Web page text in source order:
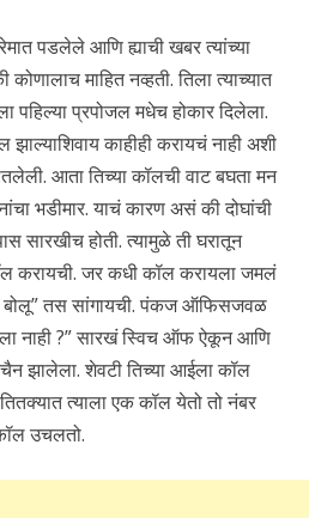
पडलेले आणि ह्याची खबर त्यांच्या
माहित नव्हती. तिला त्याच्यात
पहिल्या प्रपोजल मधेच होकार दिलेला.
काहीही करायचं नाही अशी
आता तिच्या कॉलची वाट बघता मन
भडीमार. याचं कारण असं की दोघांची
सारखीच होती. त्यामुळे ती घरातून
करायची. जर कधी कॉल करायला जमलं
तस सांगायची. पंकज ऑफिसजवळ
नाही ?” सारखं स्विच ऑफ ऐकून आणि
झालेला. शेवटी तिच्या आईला कॉल
त्याला एक कॉल येतो तो नंबर
उचलतो.